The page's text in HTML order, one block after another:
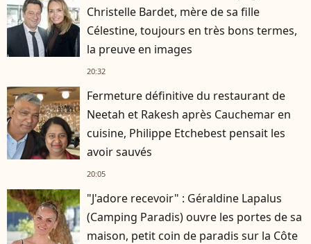
Christelle Bardet, mère de sa fille
Célestine, toujours en très bons termes,
la preuve en images
20:32
Fermeture définitive du restaurant de
Neetah et Rakesh après Cauchemar en
cuisine, Philippe Etchebest pensait les
avoir sauvés
20:05
"J'adore recevoir" : Géraldine Lapalus
(Camping Paradis) ouvre les portes de sa
maison, petit coin de paradis sur la Côte